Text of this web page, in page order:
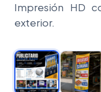
Impresión HD
exterior.
★ A TU MEDIDA